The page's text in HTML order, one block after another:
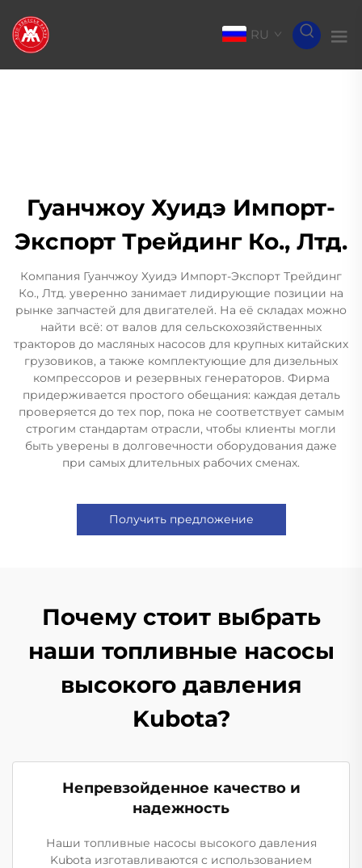
RU
Гуанчжоу Хуидэ Импорт-
Экспорт Трейдинг Ко., Лтд.
Компания Гуанчжоу Хуидэ Импорт-Экспорт Трейдинг
Ко., Лтд. уверенно занимает лидирующие позиции на
рынке запчастей для двигателей. На её складах можно
найти всё: от валов для сельскохозяйственных
тракторов до масляных насосов для крупных китайских
грузовиков, а также комплектующие для дизельных
компрессоров и резервных генераторов. Фирма
придерживается простого обещания: каждая деталь
проверяется до тех пор, пока не соответствует самым
строгим стандартам отрасли, чтобы клиенты могли
быть уверены в долговечности оборудования даже
при самых длительных рабочих сменах.
Получить предложение
Почему стоит выбрать
наши топливные насосы
высокого давления
Kubota?
Непревзойденное качество и
надежность
Наши топливные насосы высокого давления
Kubota изготавливаются с использованием